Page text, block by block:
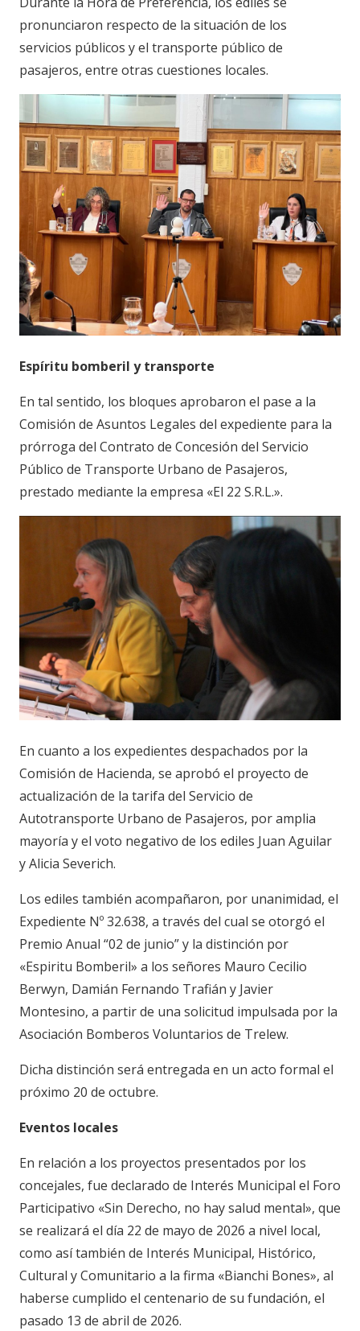
pronunciaron respecto de la situación de los
servicios públicos y el transporte público de
pasajeros, entre otras cuestiones locales.
Espíritu bomberil y transporte
En tal sentido, los bloques aprobaron el pase a la
Comisión de Asuntos Legales del expediente para la
prórroga del Contrato de Concesión del Servicio
Público de Transporte Urbano de Pasajeros,
prestado mediante la empresa «El 22 S.R.L.».
En cuanto a los expedientes despachados por la
Comisión de Hacienda, se aprobó el proyecto de
actualización de la tarifa del Servicio de
Autotransporte Urbano de Pasajeros, por amplia
mayoría y el voto negativo de los ediles Juan Aguilar
y Alicia Severich.
Los ediles también acompañaron, por unanimidad, el
Expediente Nº 32.638, a través del cual se otorgó el
Premio Anual “02 de junio” y la distinción por
«Espiritu Bomberil» a los señores Mauro Cecilio
Berwyn, Damián Fernando Trafián y Javier
Montesino, a partir de una solicitud impulsada por la
Asociación Bomberos Voluntarios de Trelew.
Dicha distinción será entregada en un acto formal el
próximo 20 de octubre.
Eventos locales
En relación a los proyectos presentados por los
concejales, fue declarado de Interés Municipal el Foro
Participativo «Sin Derecho, no hay salud mental», que
se realizará el día 22 de mayo de 2026 a nivel local,
como así también de Interés Municipal, Histórico,
Cultural y Comunitario a la firma «Bianchi Bones», al
haberse cumplido el centenario de su fundación, el
pasado 13 de abril de 2026.